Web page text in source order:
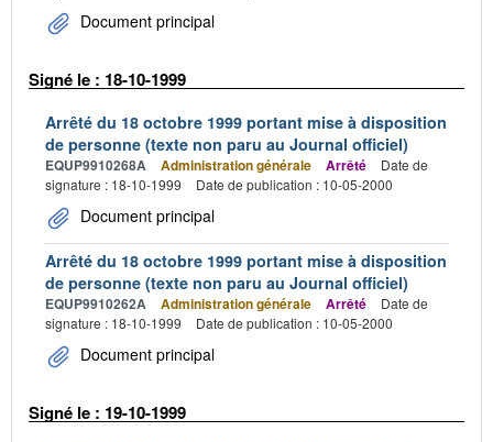
Document principal
Signé le : 18-10-1999
Arrêté du 18 octobre 1999 portant mise à disposition
de personne (texte non paru au Journal officiel)
EQUP9910268A Administration générale Arrêté
Date de
signature : 18-10-1999
Date de publication : 10-05-2000
Document principal
Arrêté du 18 octobre 1999 portant mise à disposition
de personne (texte non paru au Journal officiel)
EQUP9910262A Administration générale Arrêté
Date de
signature : 18-10-1999
Date de publication : 10-05-2000
Document principal
Signé le : 19-10-1999